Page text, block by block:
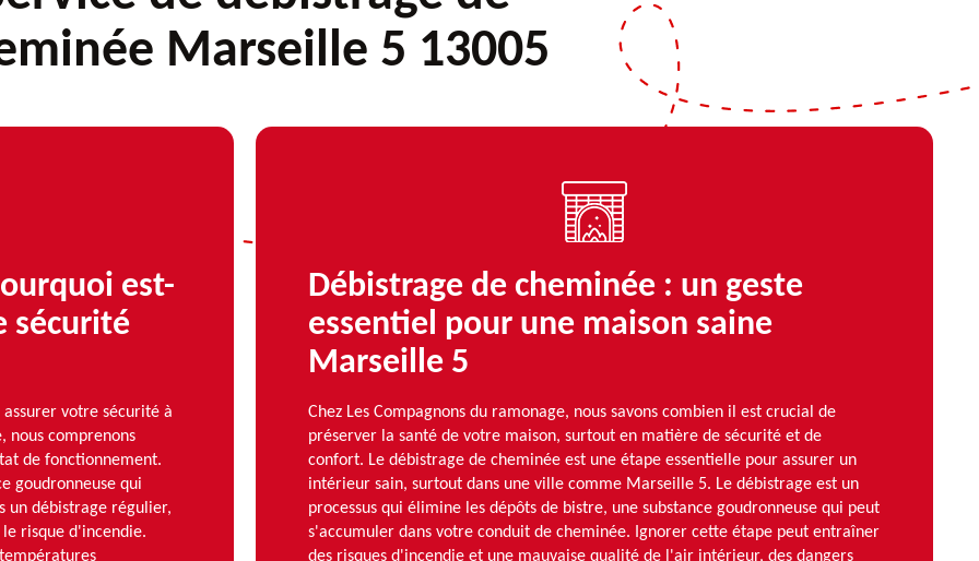
Marseille 5 13005
est-
sécurité
votre sécurité à
nous comprenons
de fonctionnement.
goudronneuse qui
un débistrage régulier,
risque d'incendie.
Débistrage de cheminée : un geste
essentiel pour une maison saine
Marseille 5
Chez Les Compagnons du ramonage, nous savons combien il est crucial de
préserver la santé de votre maison, surtout en matière de sécurité et de
confort. Le débistrage de cheminée est une étape essentielle pour assurer un
intérieur sain, surtout dans une ville comme Marseille 5. Le débistrage est un
processus qui élimine les dépôts de bistre, une substance goudronneuse qui peut
s'accumuler dans votre conduit de cheminée. Ignorer cette étape peut entraîner
des risques d'incendie et une mauvaise qualité de l'air intérieur, des dangers